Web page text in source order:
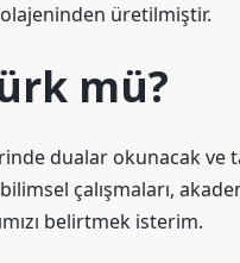
üretilmiştir.
mü?
dualar okunacak ve
çalışmaları,
belirtmek isterim.